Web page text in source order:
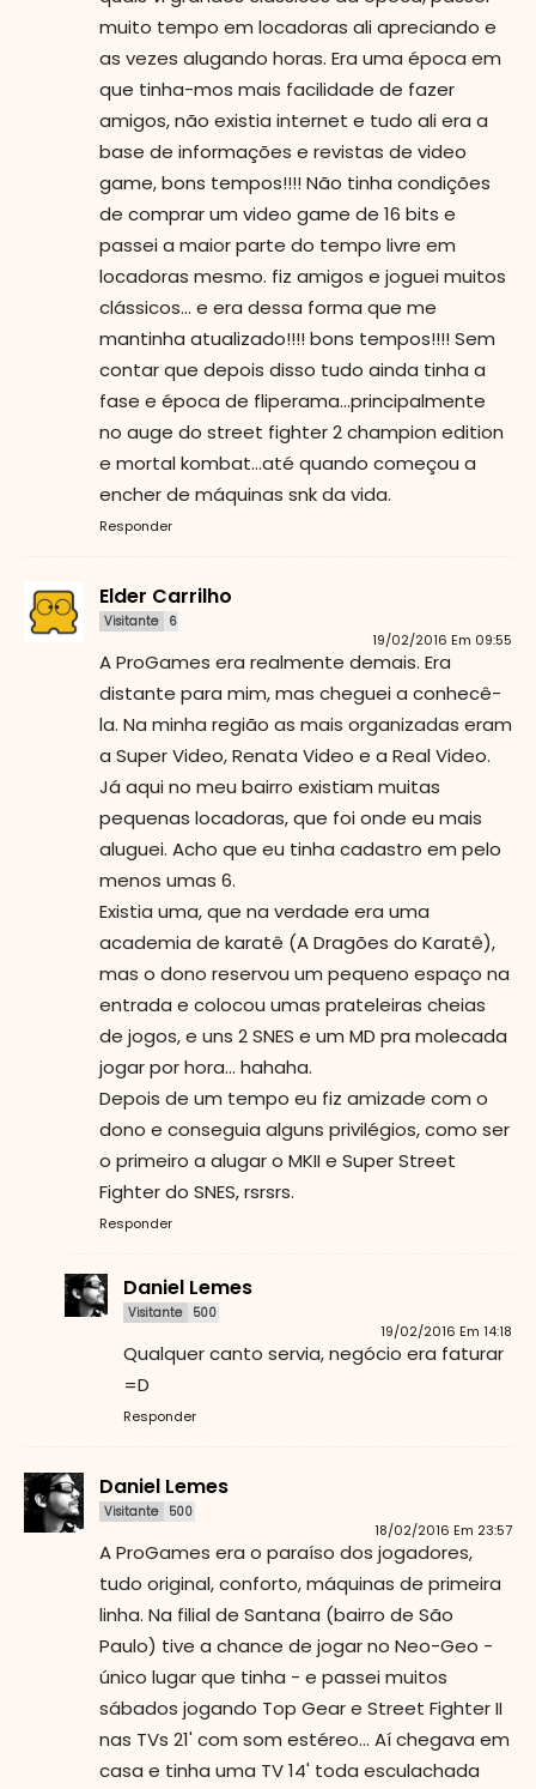
muito tempo em locadoras ali apreciando e
as vezes alugando horas. Era uma época em
que tinha-mos mais facilidade de fazer
amigos, não existia internet e tudo ali era a
base de informações e revistas de video
game, bons tempos!!!! Não tinha condições
de comprar um video game de 16 bits e
passei a maior parte do tempo livre em
locadoras mesmo. fiz amigos e joguei muitos
clássicos... e era dessa forma que me
mantinha atualizado!!!! bons tempos!!!! Sem
contar que depois disso tudo ainda tinha a
fase e época de fliperama...principalmente
no auge do street fighter 2 champion edition
e mortal kombat...até quando começou a
encher de máquinas snk da vida.
Responder
Elder Carrilho
Visitante 6
19/02/2016 Em 09:55
A ProGames era realmente demais. Era
distante para mim, mas cheguei a conhecê-
la. Na minha região as mais organizadas eram
a Super Video, Renata Video e a Real Video.
Já aqui no meu bairro existiam muitas
pequenas locadoras, que foi onde eu mais
aluguei. Acho que eu tinha cadastro em pelo
menos umas 6.
Existia uma, que na verdade era uma
academia de karatê (A Dragões do Karatê),
mas o dono reservou um pequeno espaço na
entrada e colocou umas prateleiras cheias
de jogos, e uns 2 SNES e um MD pra molecada
jogar por hora... hahaha.
Depois de um tempo eu fiz amizade com o
dono e conseguia alguns privilégios, como ser
o primeiro a alugar o MKII e Super Street
Fighter do SNES, rsrsrs.
Responder
Daniel Lemes
Visitante 500
19/02/2016 Em 14:18
Qualquer canto servia, negócio era faturar
=D
Responder
Daniel Lemes
Visitante 500
18/02/2016 Em 23:57
A ProGames era o paraíso dos jogadores,
tudo original, conforto, máquinas de primeira
linha. Na filial de Santana (bairro de São
Paulo) tive a chance de jogar no Neo-Geo -
único lugar que tinha - e passei muitos
sábados jogando Top Gear e Street Fighter II
nas TVs 21' com som estéreo... Aí chegava em
casa e tinha uma TV 14' toda esculachada